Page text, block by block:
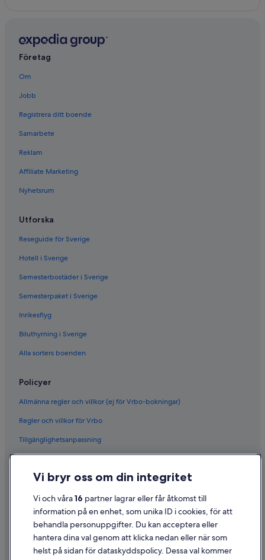
Företag
Om
Jobb
Registrera ditt boende
Samarbete
Reklam
Affiliate Marketing
Nyhetsrum
Utforska
Reseguide för Sverige
Hotell i Sverige
Semesterbostäder i Sverige
Semesterpaket i Sverige
Inrikesflyg
Biluthyrning i Sverige
Alla sorters boenden
Policyer
Allmänna regler och villkor (ej för Vrbo-bokningar)
Regler och villkor för Vrbo
Tillgänglighetsanpassning
Sekretess
Cookies
Användarvillkor
Juridisk information/Kontakta oss
Riktlinjer för innehåll och anmäla innehåll
Vi bryr oss om din integritet
Vi och våra16 partner lagrar eller får åtkomst till
information på en enhet, som unika ID i cookies, för att
behandla personuppgifter. Du kan acceptera eller
hantera dina val genom att klicka nedan eller när som
helst på sidan för dataskyddspolicy. Dessa val kommer